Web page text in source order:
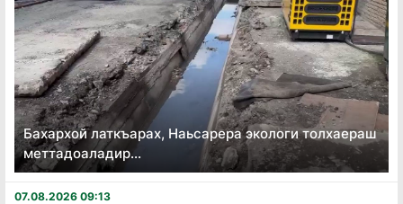
Бахархой латкъарах, Наьсарера экологи толхаераш
меттадоаладир...
07.08.2026 09:13